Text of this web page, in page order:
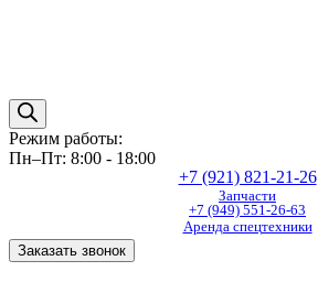
Режим работы:
Пн–Пт: 8:00 - 18:00
+7 (921) 821-21-26
Запчасти
+7 (949) 551-26-63
Аренда спецтехники
Заказать звонок